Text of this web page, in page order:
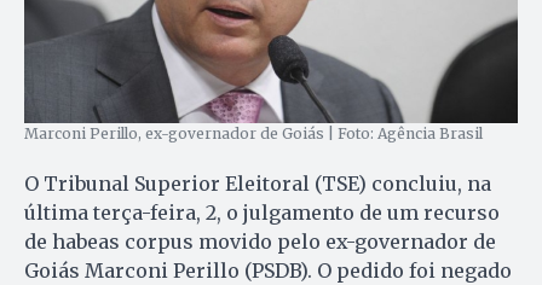
Marconi Perillo, ex-governador de Goiás | Foto: Agência Brasil
O Tribunal Superior Eleitoral (TSE) concluiu, na
última terça-feira, 2, o julgamento de um recurso
de habeas corpus movido pelo ex-governador de
Goiás Marconi Perillo (PSDB). O pedido foi negado